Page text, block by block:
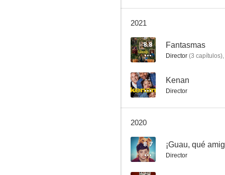
2021
8.8 Fantasmas
Director (3 capítulos),
-- Kenan
Director
2020
8.7 ¡Guau, qué
Director